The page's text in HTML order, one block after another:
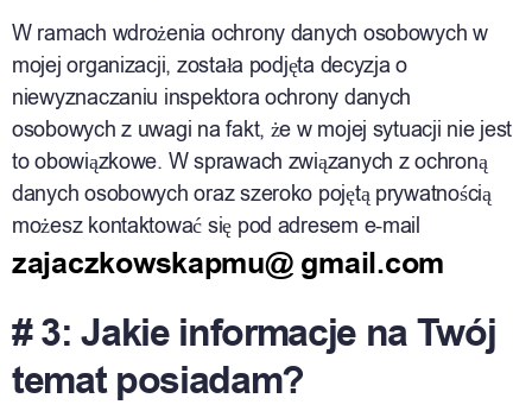
W ramach wdrożenia ochrony danych osobowych w
mojej organizacji, została podjęta decyzja o
niewyznaczaniu inspektora ochrony danych
osobowych z uwagi na fakt, że w mojej sytuacji nie jest
to obowiązkowe. W sprawach związanych z ochroną
danych osobowych oraz szeroko pojętą prywatnością
możesz kontaktować się pod adresem e-mail
zajaczkowskapmu@ gmail.com
# 3: Jakie informacje na Twój
temat posiadam?